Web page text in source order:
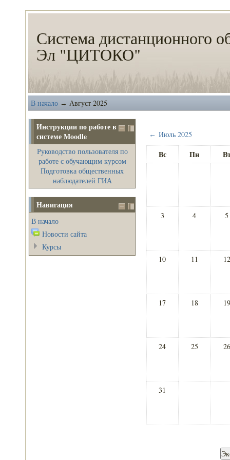
Система дистанционного
Эл "ЦИТОКО"
В начало → Август 2025
← Июль 2025
Вс Пн
3 4 5
10 11 12
17 18 19
24 25 26
31
Инструкции по работе в
системе Moodle
Руководство пользователя по
работе с обучающим курсом
Подготовка общественных
наблюдателей ГИА
Навигация
В начало
Новости сайта
Курсы